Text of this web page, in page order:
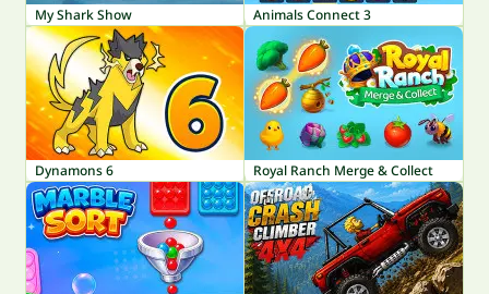
My Shark Show Animals Connect 3
Dynamons 6 Royal Ranch Merge & Collect